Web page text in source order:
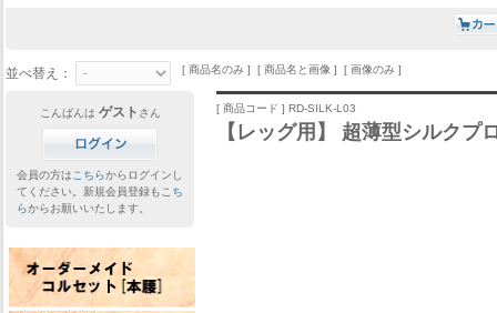
並べ替え： [ 商品名のみ ] [ 商品名と画像 ] [ 画像のみ ]
[ 商品コード ] RD-SILK-L03
【レッグ用】 超薄型シルク
こんばんは ゲスト さん
会員の方はこちらからログインし
てください。新規会員登録もこち
らからお願いいたします。